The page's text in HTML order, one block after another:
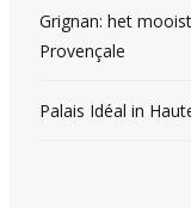
Grignan: het
Provençale
Palais Idéal in